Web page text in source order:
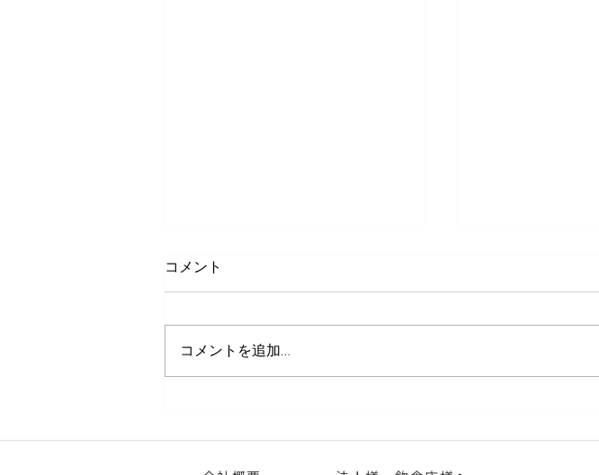
風）』～シェフ
コメント
コメントを追加…